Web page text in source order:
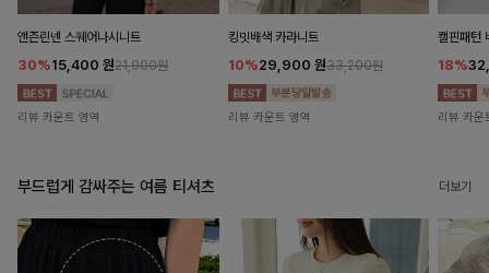
앤즌린넨 스퀘어나시니트
30%15,400 원21,900원
리뷰 카운트 영역
킹밋배색 카라니트
10%29,900 원33,200원
리뷰 카운트 영역
캘핀패턴
18%
리뷰 카운
부드럽게 감싸주는 여름 티셔츠 더보기